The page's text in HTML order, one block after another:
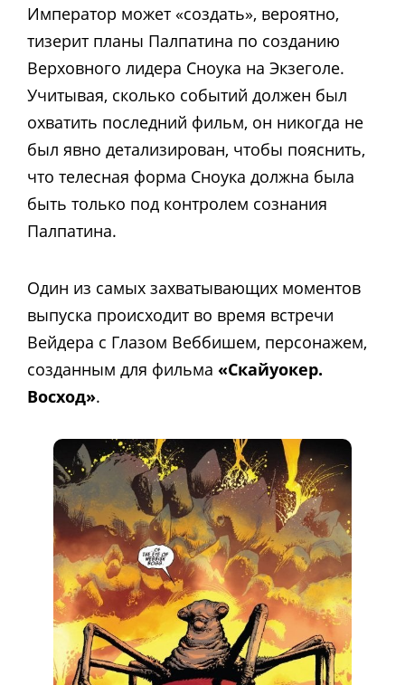
Император может «создать», вероятно,
тизерит планы Палпатина по созданию
Верховного лидера Сноука на Экзеголе.
Учитывая, сколько событий должен был
охватить последний фильм, он никогда не
был явно детализирован, чтобы пояснить,
что телесная форма Сноука должна была
быть только под контролем сознания
Палпатина.
Один из самых захватывающих моментов
выпуска происходит во время встречи
Вейдера с Глазом Веббишем, персонажем,
созданным для фильма «Скайуокер.
Восход».